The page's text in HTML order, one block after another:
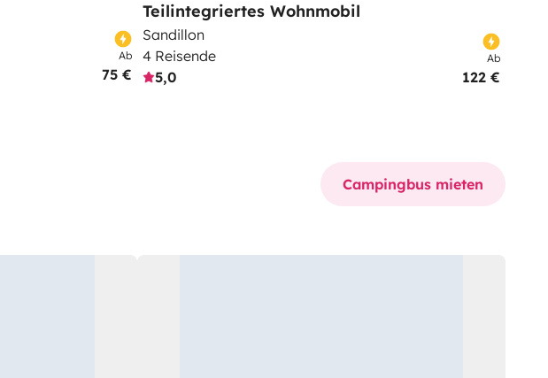
Ab
75 €
Teilintegriertes Wohnmobil
Sandillon
4 Reisende
5,0
Ab
122 €
Campingbus mieten